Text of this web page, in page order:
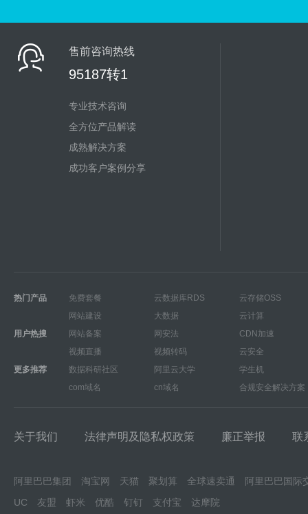
售前咨询热线
95187转1
专业技术咨询
全方位产品解读
成熟解决方案
成功客户案例分享
热门产品 免费套餐 云数据库RDS
云存储OSS
网站建设
大数据
云计算
用户热搜
网站备案 网安法
CDN加速
视频直播
视频转码
云安全
更多推荐
数据科研社区 阿里云大学
学生机
com域名
cn域名 合规安全解决方案
关于我们 法律声明及隐私权政策 廉正举报 联
阿里巴巴集团 淘宝网 天猫 聚划算 全球速卖通
阿里巴巴国际
UC
友盟 虾米 优酷 钉钉 支付宝
达摩院